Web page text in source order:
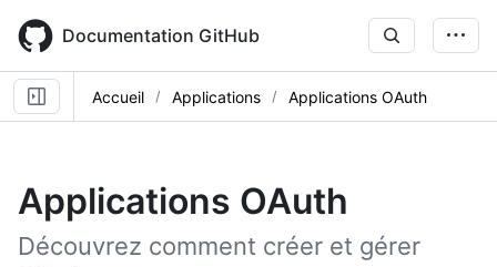
main
content
Documentation GitHub
Accueil Applications Applications OAuth
Applications OAuth
Découvrez comment créer et gérer